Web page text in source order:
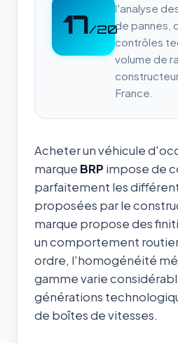
17/20
l'analyse
de pannes,
contrôles
volume de
France.
Acheter un véhicule
marque BRP impose de
parfaitement les
proposées par le
marque propose des
un comportement
ordre, l'homogénéité
gamme varie
générations
de boîtes de vitesses.